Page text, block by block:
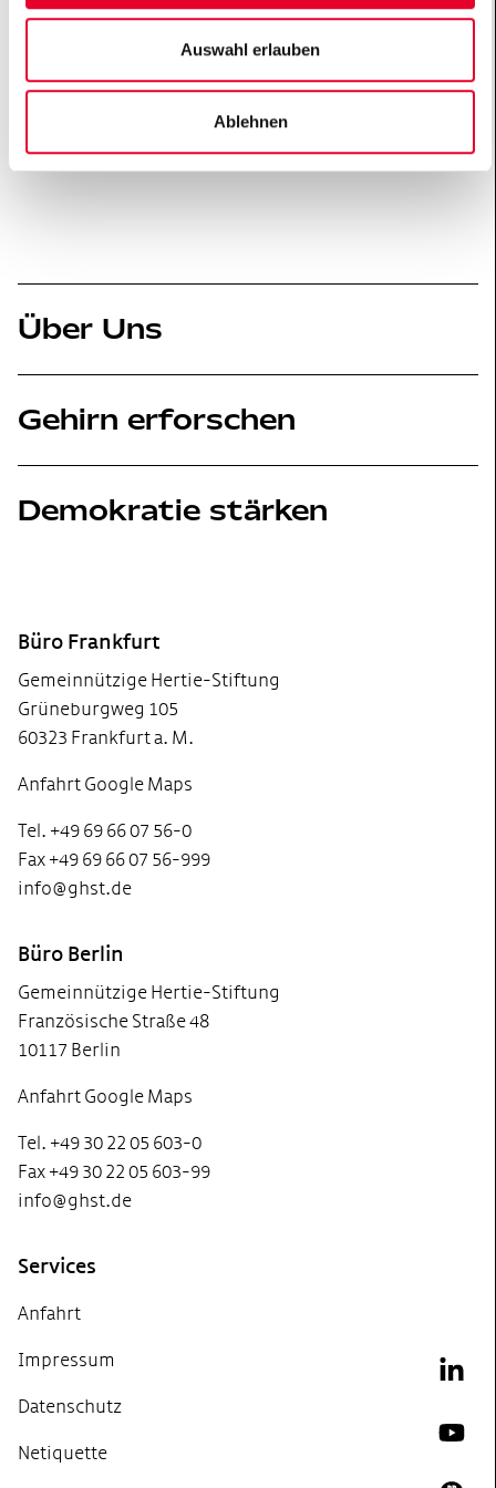
Auswahl erlauben
Ablehnen
60323 Frankfurt
www.ghst.de
Über Uns
Gehirn erforschen
Demokratie stärken
Büro Frankfurt
Gemeinnützige Hertie-Stiftung
Grüneburgweg 105
60323 Frankfurt a. M.
Anfahrt Google Maps
Tel. +49 69 66 07 56-0
Fax +49 69 66 07 56-999
info@ghst.de
Büro Berlin
Gemeinnützige Hertie-Stiftung
Französische Straße 48
10117 Berlin
Anfahrt Google Maps
Tel. +49 30 22 05 603-0
Fax +49 30 22 05 603-99
info@ghst.de
Services
Anfahrt
Impressum
Datenschutz
Netiquette